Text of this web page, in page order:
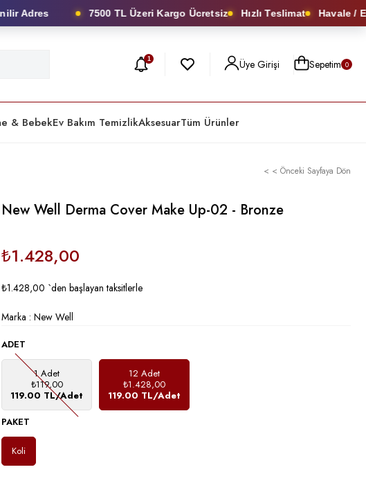
Adres 7500 TL Üzeri Kargo Ücretsiz Hızlı Teslimat Havale /
1 Üye Girişi Sepetim 0
& BebekEv Bakım TemizlikAksesuarTüm Ürünler
< < Önceki Sayfaya Dön
New Well Derma Cover Make Up-02 - Bronze
₺1.428,00
₺1.428,00 `den başlayan taksitlerle
Marka : New Well
ADET
1 Adet
₺119,00
119.00 TL/Adet
12 Adet
₺1.428,00
119.00 TL/Adet
PAKET
Koli